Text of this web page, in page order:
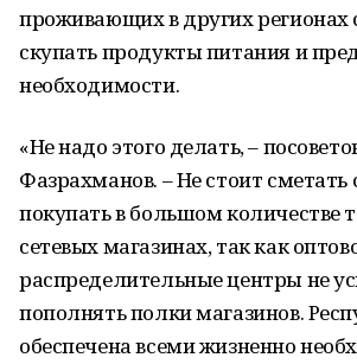
проживающих в других регионах
скупать продукты питания и
необходимости.
«Не надо этого делать, –
Фазрахманов. – Не стоит сметать
покупать в большом количестве
сетевых магазинах, так как
распределительные центры не
пополнять полки магазинов.
обеспечена всеми жизненно